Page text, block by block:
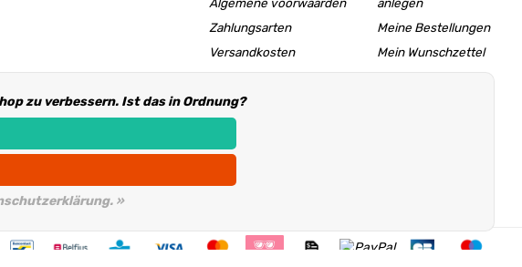
Zahlungsarten
Versandkosten
Größentabelle &
Hilfeseite
Händler Informationen
Meine Bestellungen
Mein Wunschzettel
zu verbessern. Ist das in Ordnung?
»